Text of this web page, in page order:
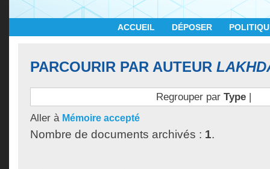
ACCUEIL DÉPOSER
PARCOURIR PAR AUTEUR
Regrouper par Type|
Aller à Mémoire accepté
Nombre de documents archivés : 1.